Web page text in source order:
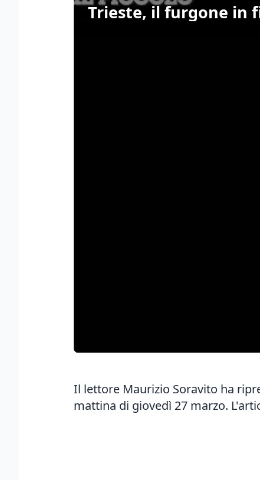
Trieste, il furgone in
Il lettore Maurizio Soravito ha
mattina di giovedì 27 marzo.